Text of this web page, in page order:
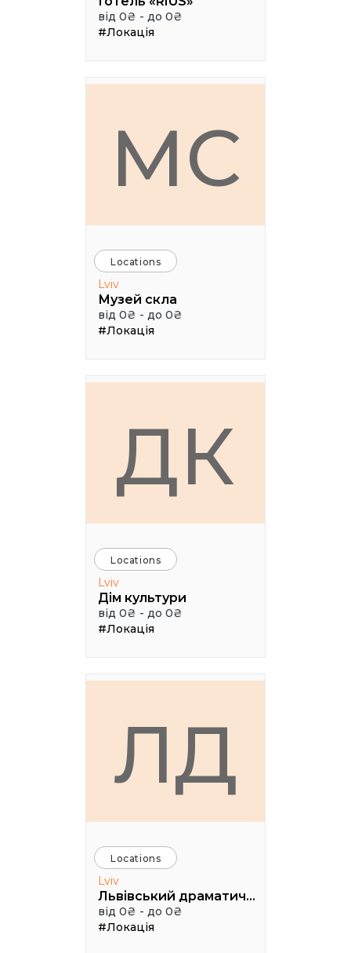
від 0₴ - до 0₴
#Локація
МС
Locations
Lviv
Музей скла
від 0₴ - до 0₴
#Локація
ДК
Locations
Lviv
Дім культури
від 0₴ - до 0₴
#Локація
ЛД
Locations
Lviv
Львівський драматичний театр ім. Лесі Українки
від 0₴ - до 0₴
#Локація